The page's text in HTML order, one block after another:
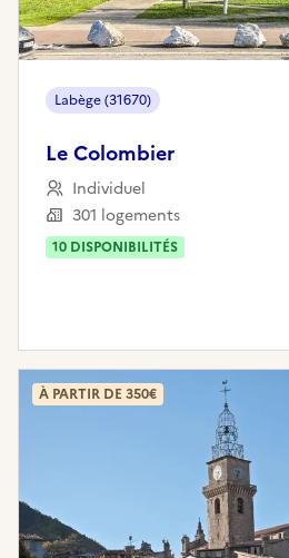
Le Colombier
Individuel
301 logements
10 DISPONIBILITÉS
Labège (31670)
À PARTIR DE 350€